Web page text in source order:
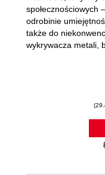
odrobinie
także do
wykrywacza metali,